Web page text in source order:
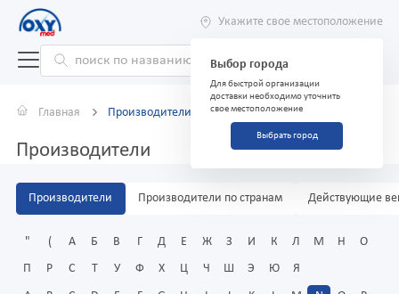
Укажите свое местоположение
Выбор города
Для быстрой организации
доставки необходимо уточнить
свое местоположение
Выбрать город
Главная Производители
Производители
Производители Производители по странам Действующие
" ( А Б В Г Д Е Ж З И К Л М Н О
П Р С Т У Ф Х Ц Ч Ш Э Ю Я